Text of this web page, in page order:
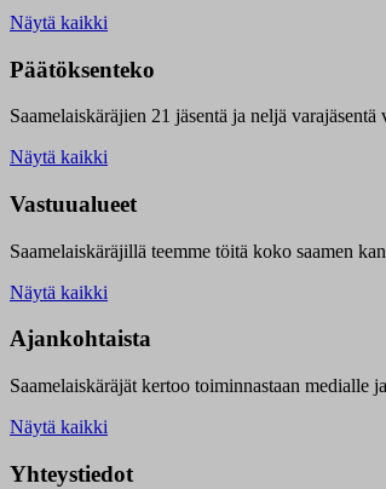
Näytä kaikki
Päätöksenteko
Saamelaiskäräjien 21 jäsentä ja neljä
Näytä kaikki
Vastuualueet
Saamelaiskäräjillä teemme töitä koko saamen
Näytä kaikki
Ajankohtaista
Saamelaiskäräjät kertoo toiminnastaan medialle
Näytä kaikki
Yhteystiedot